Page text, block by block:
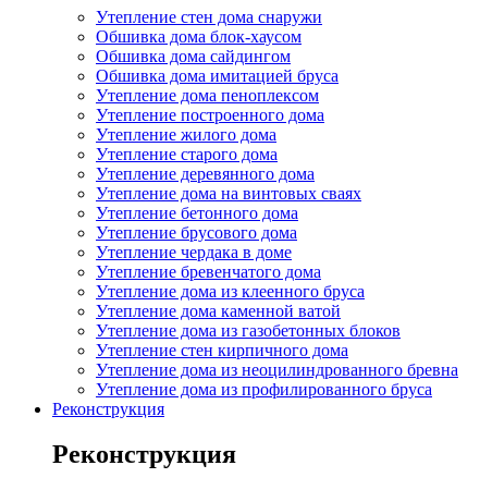
Утепление стен дома снаружи
Обшивка дома блок-хаусом
Обшивка дома сайдингом
Обшивка дома имитацией бруса
Утепление дома пеноплексом
Утепление построенного дома
Утепление жилого дома
Утепление старого дома
Утепление деревянного дома
Утепление дома на винтовых сваях
Утепление бетонного дома
Утепление брусового дома
Утепление чердака в доме
Утепление бревенчатого дома
Утепление дома из клеенного бруса
Утепление дома каменной ватой
Утепление дома из газобетонных блоков
Утепление стен кирпичного дома
Утепление дома из неоцилиндрованного бревна
Утепление дома из профилированного бруса
Реконструкция
Реконструкция